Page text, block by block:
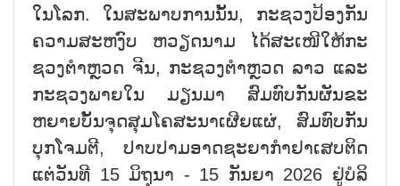
ໃນ​ໂລກ. ໃນ​ສະ​ພາບ​ການນັ້ນ, ກະ​ຊວງ​​ປ້ອງ​ກັນ​
ຄວາມ​ສະ​ຫງົບ ຫວຽດ​ນາມ ໄດ້​ສະ​ເໜີ​ໃຫ້​ກະ​
ຊວງ​ຕຳ​ຫຼວດ ຈີນ, ກະ​ຊວງ​ຕຳ​ຫຼວດ ລາວ ແລະ
ກະ​ຊວງ​ພາຍ​ໃນ ມຽນ​ມາ ສົມ​ທົບ​ກັນ​ຜັນ​ຂະ​
ຫຍາ​ຍ​ບັ້ນຈຸ​ດ​ສຸມ​ໂຄ​ສະ​ນາ​ເຜີຍ​ແຜ່, ສົມ​ທົບ​ກັນ​
ບ​ຸກ​ໂຈມ​ຕີ, ປາບ​ປາ​ມ​ອາດ​ຊະ​ຍາ​ກຳ​ຢາ​ເສບ​ຕິດ
ແຕ່​ວັນ​ທີ 15 ມິ​ຖຸ​ນາ - 15 ກັນ​ຍາ 2026 ຢູ່​ບໍ​ລິ​